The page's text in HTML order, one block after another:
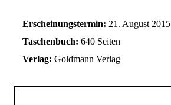
Erscheinungstermin: 21. August 2015
Taschenbuch: 640 Seiten
Verlag: Goldmann Verlag